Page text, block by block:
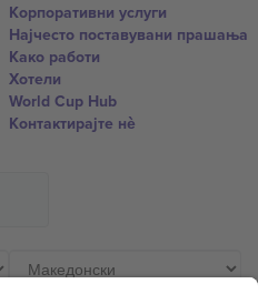
Корпоративни услуги
Најчесто поставувани прашања
Како работи
Хотели
World Cup Hub
Контактирајте нѐ